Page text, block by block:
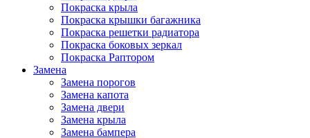
Покраска крыла
Покраска крышки багажника
Покраска решетки радиатора
Покраска боковых зеркал
Покраска Раптором
Замена
Замена порогов
Замена капота
Замена двери
Замена крыла
Замена бампера